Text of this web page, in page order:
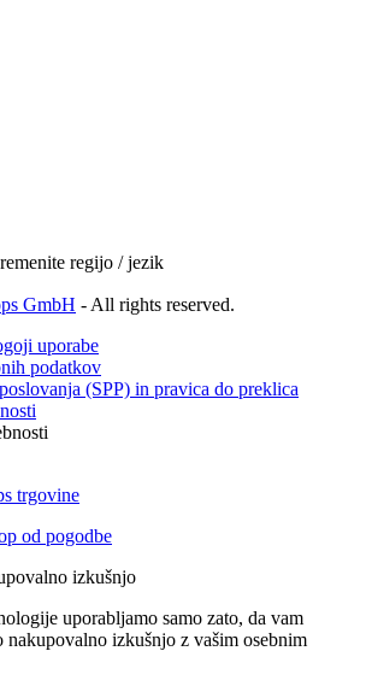
regijo / jezik
GmbH - All rights reserved.
uporabe
podatkov
(SPP) in pravica do preklica
trgovine
od pogodbe
izkušnjo
uporabljamo samo zato, da vam
izkušnjo z vašim osebnim